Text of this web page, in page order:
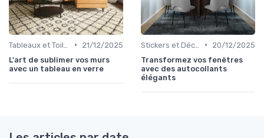
•
21/12/2025
L'art de sublimer vos murs
avec un tableau en verre
•
20/12/2025
Transformez vos fenêtres
avec des autocollants
élégants